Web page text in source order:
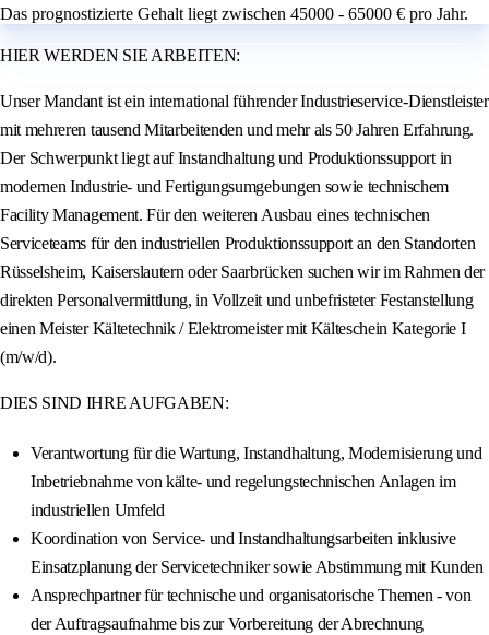
Das prognostizierte Gehalt liegt zwischen 45000 - 65000 € pro Jahr.
HIER WERDEN SIE ARBEITEN:
Unser Mandant ist ein international führender Industrieservice-Dienstleister
mit mehreren tausend Mitarbeitenden und mehr als 50 Jahren Erfahrung.
Der Schwerpunkt liegt auf Instandhaltung und Produktionssupport in
modernen Industrie- und Fertigungsumgebungen sowie technischem
Facility Management. Für den weiteren Ausbau eines technischen
Serviceteams für den industriellen Produktionssupport an den Standorten
Rüsselsheim, Kaiserslautern oder Saarbrücken suchen wir im Rahmen der
direkten Personalvermittlung, in Vollzeit und unbefristeter Festanstellung
einen Meister Kältetechnik / Elektromeister mit Kälteschein Kategorie I
(m/w/d).
DIES SIND IHRE AUFGABEN:
Verantwortung für die Wartung, Instandhaltung, Modernisierung und
Inbetriebnahme von kälte- und regelungstechnischen Anlagen im
industriellen Umfeld
Koordination von Service- und Instandhaltungsarbeiten inklusive
Einsatzplanung der Servicetechniker sowie Abstimmung mit Kunden
Ansprechpartner für technische und organisatorische Themen - von
der Auftragsaufnahme bis zur Vorbereitung der Abrechnung